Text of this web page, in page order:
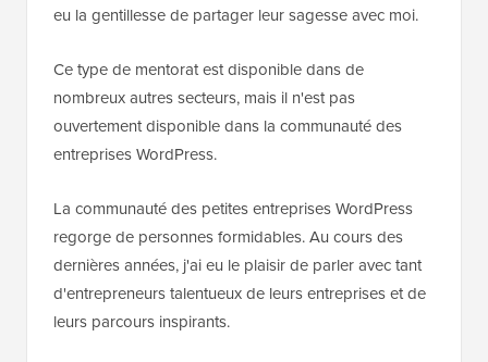
eu la gentillesse de partager leur sagesse avec moi.
Ce type de mentorat est disponible dans de
nombreux autres secteurs, mais il n'est pas
ouvertement disponible dans la communauté des
entreprises WordPress.
La communauté des petites entreprises WordPress
regorge de personnes formidables. Au cours des
dernières années, j'ai eu le plaisir de parler avec tant
d'entrepreneurs talentueux de leurs entreprises et de
leurs parcours inspirants.